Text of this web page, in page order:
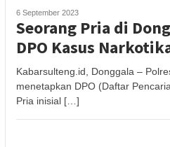
6 September 2023
Seorang Pria di
DPO Kasus
Kabarsulteng.id, Donggala –
menetapkan DPO (Daftar
Pria inisial […]